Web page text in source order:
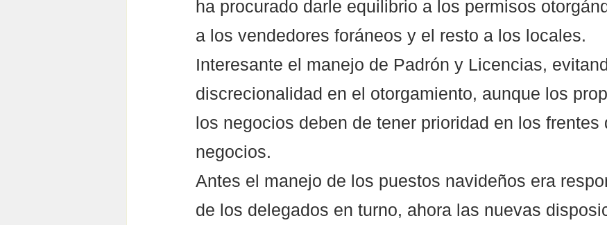
ha procurado darle equilibrio a los permisos
a los vendedores foráneos y el resto a los locales.
Interesante el manejo de Padrón y Licencias,
discrecionalidad en el otorgamiento, aunque los
los negocios deben de tener prioridad en los frentes
negocios.
Antes el manejo de los puestos navideños era
de los delegados en turno, ahora las nuevas